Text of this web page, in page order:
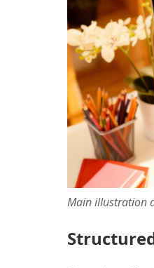
Main illustration